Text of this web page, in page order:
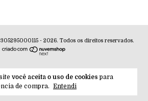
você aceita o uso de cookies para
de compra. Entendi
- 2026. Todos os direitos reservados.